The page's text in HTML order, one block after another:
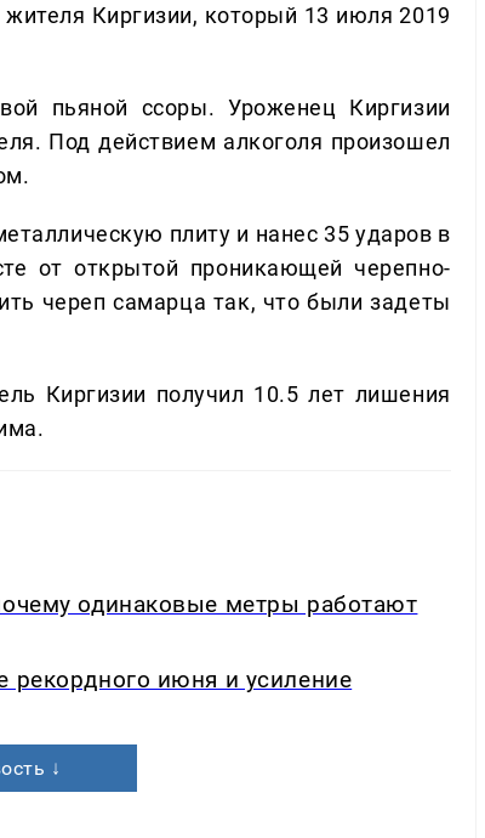
Киргизии, который 13 июля 2019
пьяной ссоры. Уроженец Киргизии
Под действием алкоголя произошел
плиту и нанес 35 ударов в
от открытой проникающей черепно-
череп самарца так, что были задеты
Киргизии получил 10.5 лет лишения
одинаковые метры работают
рекордного июня и усиление
↓